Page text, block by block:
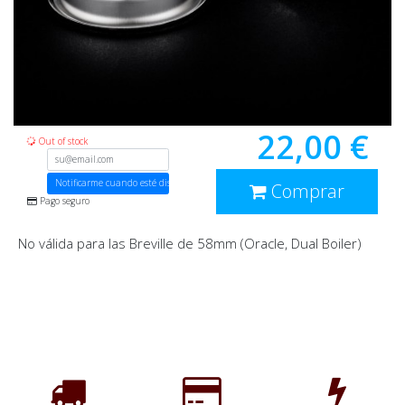
Out of stock
Notificarme cuando esté disponible
Pago seguro
22,00 €
Comprar
No válida para las Breville de 58mm (Oracle, Dual Boiler)